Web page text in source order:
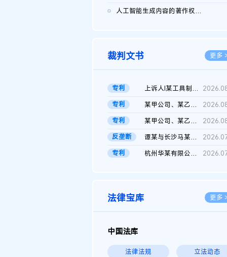
人工智能生成内容的著作权司法认定：演进逻辑、现实困境与规则建...
裁判文书 更多
专利 上诉人I某工具制品有限公司与被上诉人程某及一审被告中华人民共和...
专利
某甲公司、某乙公司、某丙公司申请诉前行为保全复议裁定书
专利
某甲公司、某乙公司、官某与某丙公司专利申请权权属纠纷 二审判决...
反垄断
谭某与长沙马某堆农产品股份有限公司滥用市场支配地位纠纷二审裁...
专利
杭州华某有限公司与菲某有限公司侵害发明专利权纠纷
法律宝库 更多
中国法库
法律法规 立法动态